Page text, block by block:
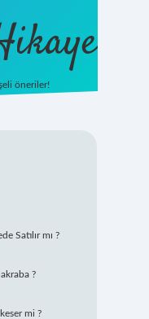
öneriler!
Satılır mı ?
?
mi ?